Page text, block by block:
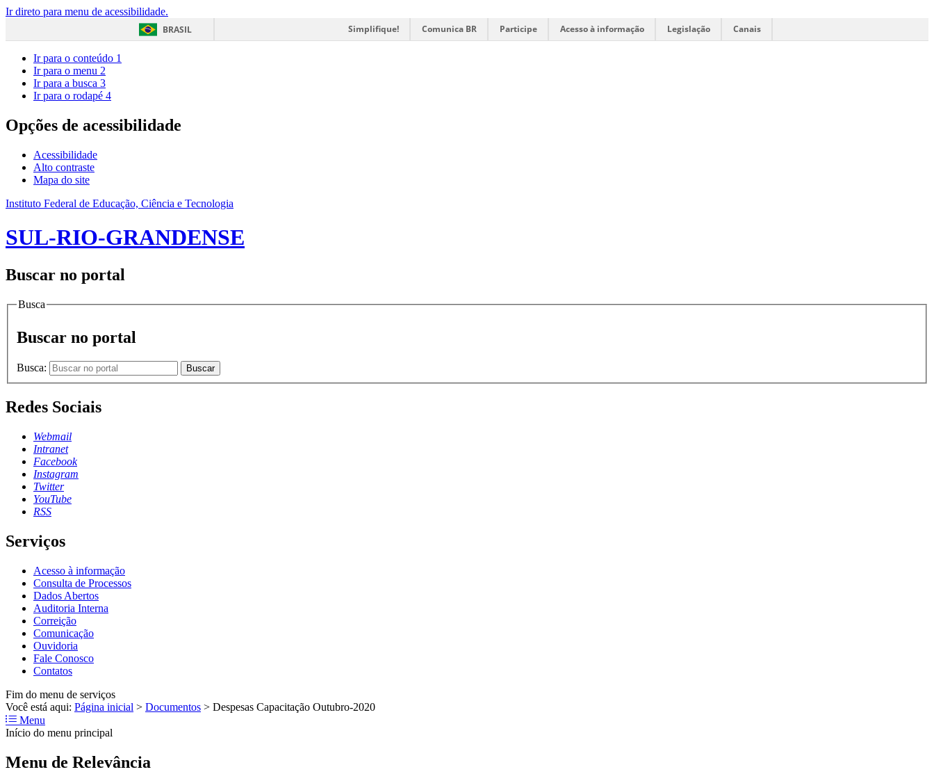
Ir direto para menu de acessibilidade.
BRASIL
Simplifique! Comunica BR Participe Acesso à informação Legislação Canais
Ir para o conteúdo 1
Ir para o menu 2
Ir para a busca 3
Ir para o rodapé 4
Opções de acessibilidade
Acessibilidade
Alto contraste
Mapa do site
Instituto Federal de Educação, Ciência e Tecnologia
SUL-RIO-GRANDENSE
Buscar no portal
Busca
Buscar no portal
Busca: Buscar
Redes Sociais
Webmail
Intranet
Facebook
Instagram
Twitter
YouTube
RSS
Serviços
Acesso à informação
Consulta de Processos
Dados Abertos
Auditoria Interna
Correição
Comunicação
Ouvidoria
Fale Conosco
Contatos
Fim do menu de serviços
Você está aqui: Página inicial > Documentos > Despesas Capacitação Outubro-2020
Menu
Início do menu principal
Menu de Relevância